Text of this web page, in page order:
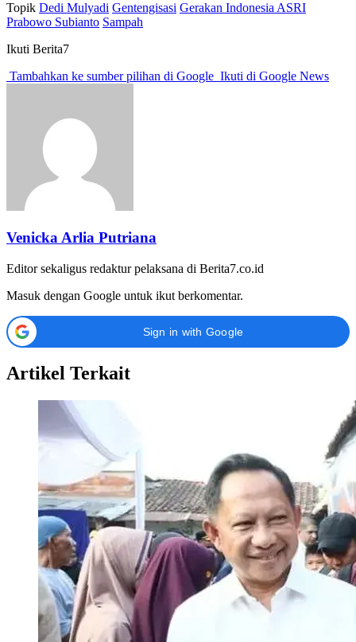
Topik Dedi Mulyadi Gentengisasi Gerakan Indonesia ASRI
Prabowo Subianto Sampah
Ikuti Berita7
Tambahkan ke sumber pilihan di Google Ikuti di Google News
Venicka Arlia Putriana
Editor sekaligus redaktur pelaksana di Berita7.co.id
Masuk dengan Google untuk ikut berkomentar.
Sign in with Google
Artikel Terkait